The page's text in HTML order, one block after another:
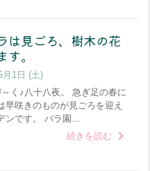
は見ごろ、樹木の花
。
月1日 (土)
く♪八十八夜。 急ぎ足の春に
早咲きのものが見ごろを迎え
ンです。 バラ園…
続きを読む